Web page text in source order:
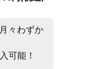
々わずか
可能！